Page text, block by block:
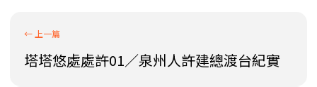
塔塔悠處處許01／泉州人許建總渡台紀實